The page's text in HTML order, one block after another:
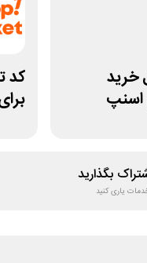
خرید
اسنپ
بگذارید
یاری کنید